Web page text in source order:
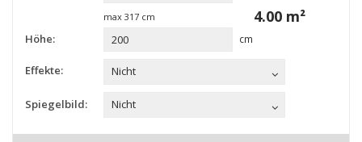
max 317cm
Höhe: cm
4.00 m²
Effekte: Nicht
Spiegelbild: Nicht